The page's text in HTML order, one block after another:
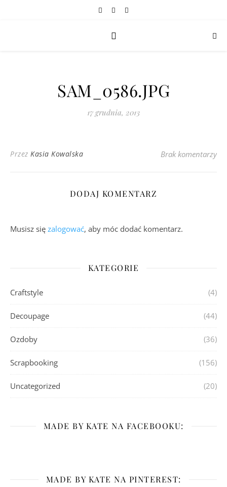
SAM_0586.JPG
17 grudnia, 2013
Przez Kasia Kowalska Brak komentarzy
DODAJ KOMENTARZ
Musisz się zalogować, aby móc dodać komentarz.
KATEGORIE
Craftstyle (4)
Decoupage (44)
Ozdoby (36)
Scrapbooking (156)
Uncategorized (20)
MADE BY KATE NA FACEBOOKU:
MADE BY KATE NA PINTEREST: